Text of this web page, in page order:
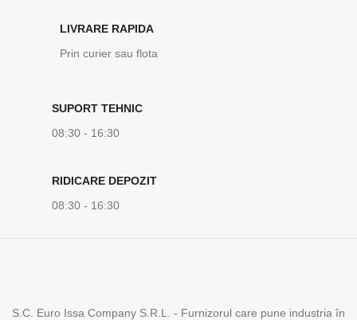
LIVRARE RAPIDA
Prin curier sau flota
SUPORT TEHNIC
08:30 - 16:30
RIDICARE DEPOZIT
08:30 - 16:30
S.C. Euro Issa Company S.R.L. - Furnizorul care pune industria în